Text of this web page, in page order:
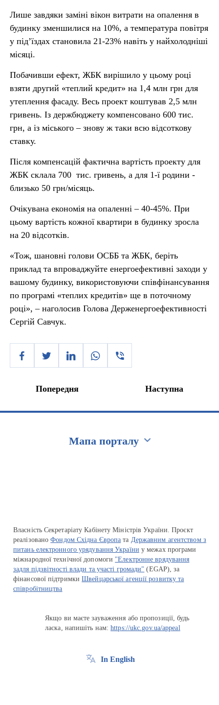
Лише завдяки заміні вікон витрати на опалення в
будинку зменшилися на 10%, а температура повітря
у під’їздах становила 21-23% навіть у найхолодніші
місяці.
Побачивши ефект, ЖБК вирішило у цьому році
взяти другий «теплий кредит» на 1,4 млн грн для
утеплення фасаду. Весь проект коштував 2,5 млн
гривень. Із держбюджету компенсовано 600 тис.
грн, а із міського – знову ж таки всю відсоткову
ставку.
Після компенсацій фактична вартість проекту для
ЖБК склала 700 тис. гривень, а для 1-ї родини -
близько 50 грн/місяць.
Очікувана економія на опаленні – 40-45%. При
цьому вартість кожної квартири в будинку зросла
на 20 відсотків.
«Тож, шановні голови ОСББ та ЖБК, беріть
приклад та впроваджуйте енергоефективні заходи у
вашому будинку, використовуючи співфінансування
по програмі «теплих кредитів» ще в поточному
році», – наголосив Голова Держенергоефективності
Сергій Савчук.
Попередня Наступна
Мапа порталу
Власність Секретаріату Кабінету Міністрів України. Проєкт
реалізованоФондом Східна Європа та Державним агентством з
питань електронного урядування України у межах програми
міжнародної технічної допомоги "Електронне врядування
задля підзвітності влади та участі громади" (EGAP), за
фінансової підтримкиШвейцарської агенції розвитку та
співробітництва
Якщо ви маєте зауваження або пропозиції, будь
ласка, напишіть нам:https://ukc.gov.ua/appeal
In English